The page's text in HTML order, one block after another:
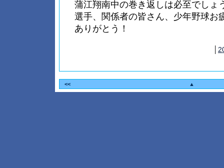
蒲江翔南中の巻き返しは必至でしょ
選手、関係者の皆さん、少年野球お
ありがとう！
<< ▲